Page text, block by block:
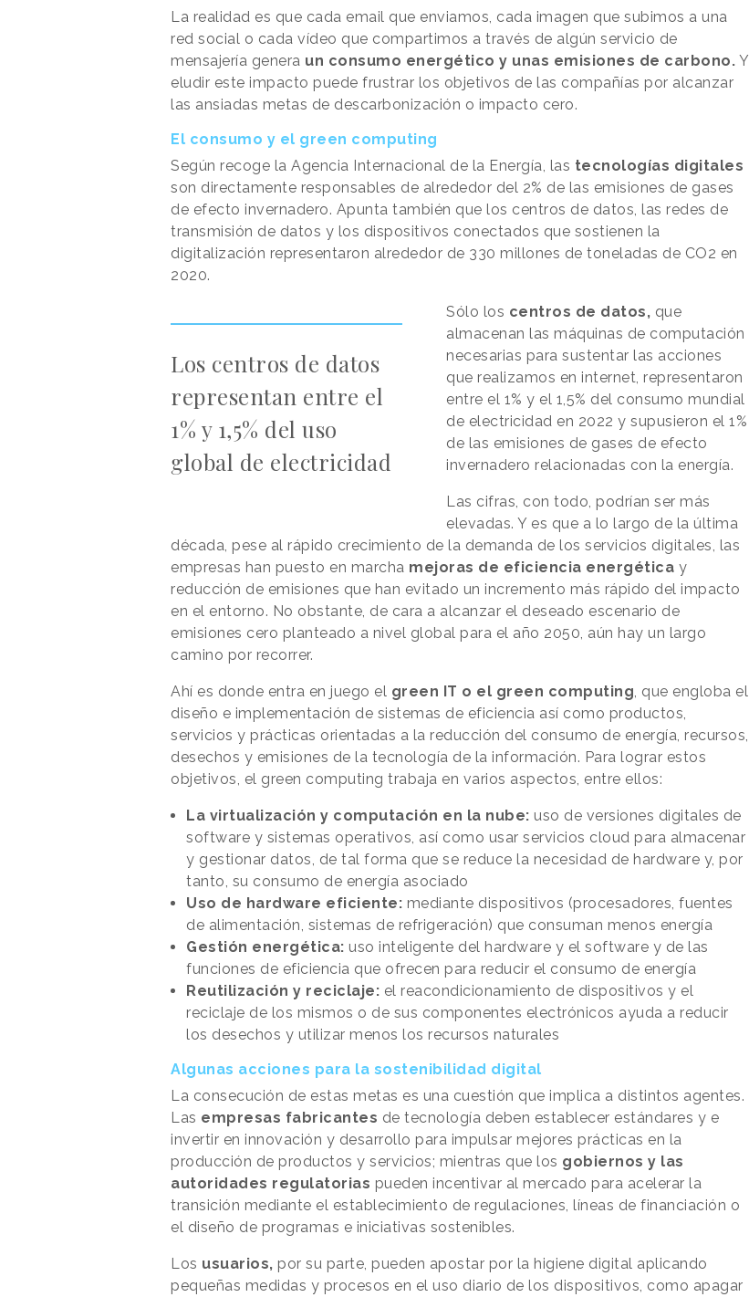
La realidad es que cada email que enviamos, cada imagen que subimos a una
red social o cada vídeo que compartimos a través de algún servicio de
mensajería genera un consumo energético y unas emisiones de carbono. Y
eludir este impacto puede frustrar los objetivos de las compañías por alcanzar
las ansiadas metas de descarbonización o impacto cero.
El consumo y el green computing
Según recoge la Agencia Internacional de la Energía, las tecnologías digitales
son directamente responsables de alrededor del 2% de las emisiones de gases
de efecto invernadero. Apunta también que los centros de datos, las redes de
transmisión de datos y los dispositivos conectados que sostienen la
digitalización representaron alrededor de 330 millones de toneladas de CO2 en
2020.
Los centros de datos
representan entre el
1% y 1,5% del uso
global de electricidad
Sólo los centros de datos, que
almacenan las máquinas de computación
necesarias para sustentar las acciones
que realizamos en internet, representaron
entre el 1% y el 1,5% del consumo mundial
de electricidad en 2022 y supusieron el 1%
de las emisiones de gases de efecto
invernadero relacionadas con la energía.
Las cifras, con todo, podrían ser más
elevadas. Y es que a lo largo de la última
década, pese al rápido crecimiento de la demanda de los servicios digitales, las
empresas han puesto en marcha mejoras de eficiencia energética y
reducción de emisiones que han evitado un incremento más rápido del impacto
en el entorno. No obstante, de cara a alcanzar el deseado escenario de
emisiones cero planteado a nivel global para el año 2050, aún hay un largo
camino por recorrer.
Ahí es donde entra en juego el green IT o el green computing, que engloba el
diseño e implementación de sistemas de eficiencia así como productos,
servicios y prácticas orientadas a la reducción del consumo de energía, recursos,
desechos y emisiones de la tecnología de la información. Para lograr estos
objetivos, el green computing trabaja en varios aspectos, entre ellos:
La virtualización y computación en la nube: uso de versiones digitales de
software y sistemas operativos, así como usar servicios cloud para almacenar
y gestionar datos, de tal forma que se reduce la necesidad de hardware y, por
tanto, su consumo de energía asociado
Uso de hardware eficiente: mediante dispositivos (procesadores, fuentes
de alimentación, sistemas de refrigeración) que consuman menos energía
Gestión energética: uso inteligente del hardware y el software y de las
funciones de eficiencia que ofrecen para reducir el consumo de energía
Reutilización y reciclaje: el reacondicionamiento de dispositivos y el
reciclaje de los mismos o de sus componentes electrónicos ayuda a reducir
los desechos y utilizar menos los recursos naturales
Algunas acciones para la sostenibilidad digital
La consecución de estas metas es una cuestión que implica a distintos agentes.
Las empresas fabricantes de tecnología deben establecer estándares y e
invertir en innovación y desarrollo para impulsar mejores prácticas en la
producción de productos y servicios; mientras que los gobiernos y las
autoridades regulatorias pueden incentivar al mercado para acelerar la
transición mediante el establecimiento de regulaciones, líneas de financiación o
el diseño de programas e iniciativas sostenibles.
Los usuarios, por su parte, pueden apostar por la higiene digital aplicando
pequeñas medidas y procesos en el uso diario de los dispositivos, como apagar